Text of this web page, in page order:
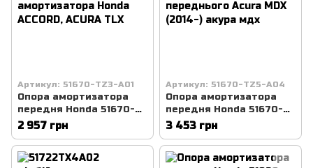
Артикул: 51670-TZ3-A01
Опора амортизатора
передня Honda 51670-
TZ3-A01 | Опора
переднього
амортизатора Honda
ACCORD, ACURA TLX
2 957 грн
Артикул: 51670-TZ5-A04
Опора амортизатора
передня Honda 51670-
TZ5-A04 | Опора
амортизатора
переднього Acura MDX
(2014-) акура мдх
3 453 грн